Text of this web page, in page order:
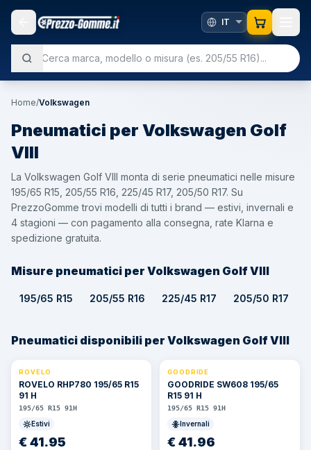
Home/Volkswagen
Pneumatici per Volkswagen Golf
VIII
La Volkswagen Golf VIII monta di serie pneumatici nelle misure
195/65 R15, 205/55 R16, 225/45 R17, 205/50 R17. Su
PrezzoGomme trovi modelli di tutti i brand — estivi, invernali e
4 stagioni — con pagamento alla consegna, rate Klarna e
spedizione gratuita.
Misure pneumatici per Volkswagen Golf VIII
195/65 R15 205/55 R16 225/45 R17 205/50 R17
Pneumatici disponibili per Volkswagen Golf VIII
ROVELO
ROVELO RHP780 195/65 R15
91 H
195/65 R15 91H
Estivi
€41.95
GOODRIDE
GOODRIDE SW608 195/65
R15 91 H
195/65 R15 91H
Invernali
€41.96